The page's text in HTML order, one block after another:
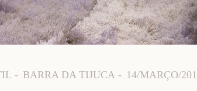
BARRA DA TIJUCA 14/MARÇO/